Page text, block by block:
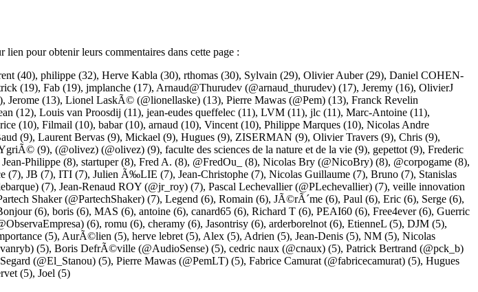
pour obtenir leurs commentaires dans cette page :
(40), philippe (32), Herve Kabla (30), rthomas (30), Sylvain (29), Olivier Auber(29), Daniel COHEN-
(19), Fab (19), jmplanche (17), Arnaud@Thurudev (@arnaud_thurudev) (17), Jeremy (16), OlivierJ
Jerome (13), Lionel LaskÃ© (@lionellaske) (13), Pierre Mawas (@Pem) (13), Franck Revelin
(12), Louis van Proosdij (11), jean-eudes queffelec (11), LVM (11), jlc (11), Marc-Antoine (11),
(10), Filmail (10), babar(10), arnaud (10), Vincent (10), Philippe Marques (10), Nicolas Andre
(9), Laurent Bervas (9), Mickael (9), Hugues (9), ZISERMAN (9), Olivier Travers (9), Chris (9),
(9), (@olivez) (@olivez) (9), faculte des sciences de la nature et de la vie (9), gepettot (9), Frederic
Jean-Philippe (8), startuper(8), Fred A. (8), @FredOu_ (8), Nicolas Bry (@NicoBry) (8), @corpogame (8),
(7), JB (7), ITI (7), Julien Ã‰LIE (7), Jean-Christophe (7), Nicolas Guillaume (7), Bruno (7), Stanislas
(7), Jean-Renaud ROY (@jr_roy) (7), Pascal Lechevallier (@PLechevallier) (7), veille innovation
Shaker (@PartechShaker) (7), Legend (6), Romain (6), JÃ©rÃ´me (6), Paul (6), Eric (6), Serge (6),
(6), boris (6), MAS (6), antoine (6), canard65 (6), Richard T (6), PEAI60 (6), Free4ever(6), Guerric
(6), romu (6), cheramy (6), Jasontrisy (6), arderborelnot (6), EtienneL (5), DJM (5),
(5), AurÃ©lien (5), herve lebret (5), Alex (5), Adrien (5), Jean-Denis (5), NM (5), Nicolas
(5), Boris DefrÃ©ville (@AudioSense) (5), cedric naux (@cnaux) (5), Patrick Bertrand (@pck_b)
(@El_Stanou) (5), Pierre Mawas (@PemLT) (5), Fabrice Camurat (@fabricecamurat) (5), Hugues
(5), Joel (5)